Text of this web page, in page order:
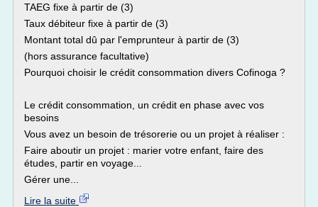
TAEG fixe à partir de (3)
Taux débiteur fixe à partir de (3)
Montant total dû par l'emprunteur à partir de (3)
(hors assurance facultative)
Pourquoi choisir le crédit consommation divers Cofinoga ?
Le crédit consommation, un crédit en phase avec vos
besoins
Vous avez un besoin de trésorerie ou un projet à réaliser :
Faire aboutir un projet : marier votre enfant, faire des
études, partir en voyage...
Gérer une...
Lire la suite